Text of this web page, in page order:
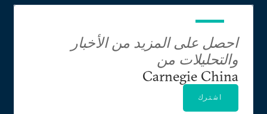
احصل على المزيد من الأخبار
والتحليلات من
Carnegie China
اشترك